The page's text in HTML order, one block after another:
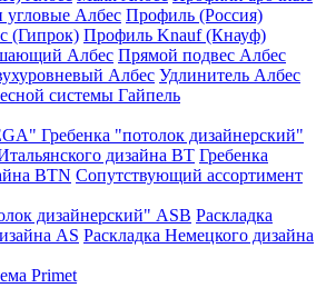
Албес Профиль (Россия)
(Гипрок) Профиль Knauf (Кнауф)
Албес Прямой подвес Албес
Албес Удлинитель Албес
системы Гайпель
Гребенка "потолок дизайнерский"
дизайна BT Гребенка
ВТN Сопутствующий ассортимент
дизайнерский" ASB Раскладка
AS Раскладка Немецкого дизайна
Primet